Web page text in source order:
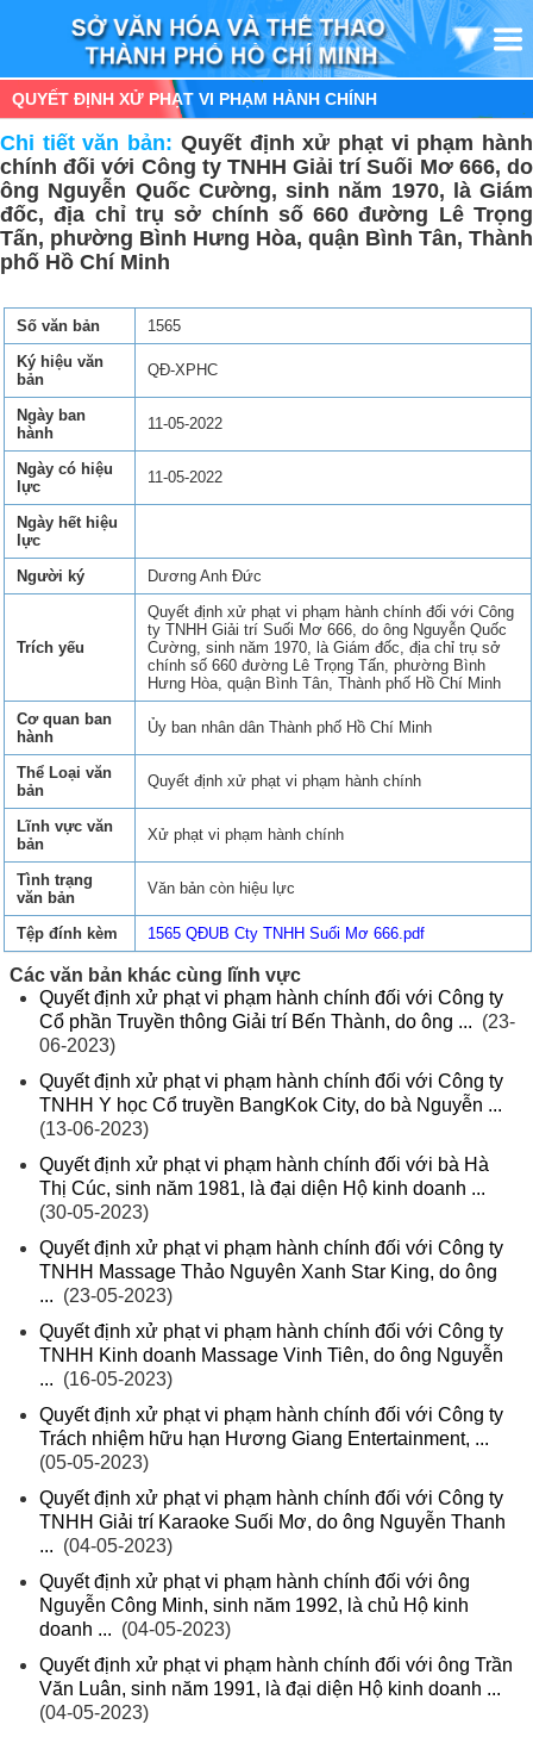
QUYẾT ĐỊNH XỬ PHẠT VI PHẠM HÀNH CHÍNH
Chi tiết văn bản: Quyết định xử phạt vi phạm hành
chính đối với Công ty TNHH Giải trí Suối Mơ 666, do
ông Nguyễn Quốc Cường, sinh năm 1970, là Giám
đốc, địa chỉ trụ sở chính số 660 đường Lê Trọng
Tấn, phường Bình Hưng Hòa, quận Bình Tân, Thành
phố Hồ Chí Minh
Số văn bản
1565
Ký hiệu văn
bản
QĐ-XPHC
Ngày ban
hành
11-05-2022
Ngày có hiệu
lực
11-05-2022
Ngày hết hiệu
lực
Người ký
Dương Anh Đức
Trích yếu
Quyết định xử phạt vi phạm hành chính đối với Công
ty TNHH Giải trí Suối Mơ 666, do ông Nguyễn Quốc
Cường, sinh năm 1970, là Giám đốc, địa chỉ trụ sở
chính số 660 đường Lê Trọng Tấn, phường Bình
Hưng Hòa, quận Bình Tân, Thành phố Hồ Chí Minh
Cơ quan ban
hành
Ủy ban nhân dân Thành phố Hồ Chí Minh
Thể Loại văn
bản
Quyết định xử phạt vi phạm hành chính
Lĩnh vực văn
bản
Xử phạt vi phạm hành chính
Tình trạng
văn bản
Văn bản còn hiệu lực
Tệp đính kèm 1565 QĐUB Cty TNHH Suối Mơ 666.pdf
Các văn bản khác cùng lĩnh vực
Quyết định xử phạt vi phạm hành chính đối với Công ty
Cổ phần Truyền thông Giải trí Bến Thành, do ông ... (23-
06-2023)
Quyết định xử phạt vi phạm hành chính đối với Công ty
TNHH Y học Cổ truyền BangKok City, do bà Nguyễn ...
(13-06-2023)
Quyết định xử phạt vi phạm hành chính đối với bà Hà
Thị Cúc, sinh năm 1981, là đại diện Hộ kinh doanh ...
(30-05-2023)
Quyết định xử phạt vi phạm hành chính đối với Công ty
TNHH Massage Thảo Nguyên Xanh Star King, do ông
... (23-05-2023)
Quyết định xử phạt vi phạm hành chính đối với Công ty
TNHH Kinh doanh Massage Vinh Tiên, do ông Nguyễn
... (16-05-2023)
Quyết định xử phạt vi phạm hành chính đối với Công ty
Trách nhiệm hữu hạn Hương Giang Entertainment, ...
(05-05-2023)
Quyết định xử phạt vi phạm hành chính đối với Công ty
TNHH Giải trí Karaoke Suối Mơ, do ông Nguyễn Thanh
... (04-05-2023)
Quyết định xử phạt vi phạm hành chính đối với ông
Nguyễn Công Minh, sinh năm 1992, là chủ Hộ kinh
doanh ... (04-05-2023)
Quyết định xử phạt vi phạm hành chính đối với ông Trần
Văn Luân, sinh năm 1991, là đại diện Hộ kinh doanh ...
(04-05-2023)